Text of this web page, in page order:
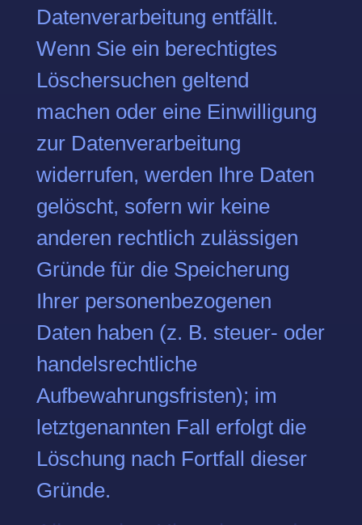
Datenverarbeitung entfällt.
Wenn Sie ein berechtigtes
Löschersuchen geltend
machen oder eine Einwilligung
zur Datenverarbeitung
widerrufen, werden Ihre Daten
gelöscht, sofern wir keine
anderen rechtlich zulässigen
Gründe für die Speicherung
Ihrer personenbezogenen
Daten haben (z. B. steuer- oder
handelsrechtliche
Aufbewahrungsfristen); im
letztgenannten Fall erfolgt die
Löschung nach Fortfall dieser
Gründe.